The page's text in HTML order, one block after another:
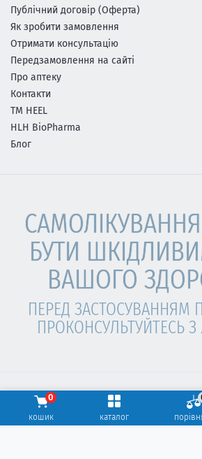
каталог
кошик
0
Публічний договір (Оферта)
Як зробити замовлення
Отримати консультацію
Передзамовлення на сайті
Про аптеку
Контакти
ТМ HEEL
HLH BioPharma
Блог
БУТИ
ВАШОГО
ПЕРЕД ЗАСТОСУВАННЯМ
ПРОКОНСУЛЬТУЙТЕСЬ З
ЦЕ АПТЕКА ©2026. Всі права
Веб-студіяhover.